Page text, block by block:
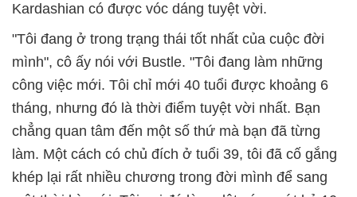
Kardashian có được vóc dáng tuyệt vời.
"Tôi đang ở trong trạng thái tốt nhất của cuộc đời
mình", cô ấy nói với Bustle. "Tôi đang làm những
công việc mới. Tôi chỉ mới 40 tuổi được khoảng 6
tháng, nhưng đó là thời điểm tuyệt vời nhất. Bạn
chẳng quan tâm đến một số thứ mà bạn đã từng
làm. Một cách có chủ đích ở tuổi 39, tôi đã cố gắng
khép lại rất nhiều chương trong đời mình để sang